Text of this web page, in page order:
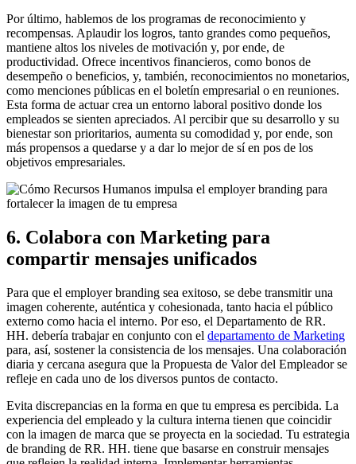
Por último, hablemos de los programas de reconocimiento y
recompensas. Aplaudir los logros, tanto grandes como pequeños,
mantiene altos los niveles de motivación y, por ende, de
productividad. Ofrece incentivos financieros, como bonos de
desempeño o beneficios, y, también, reconocimientos no monetarios,
como menciones públicas en el boletín empresarial o en reuniones.
Esta forma de actuar crea un entorno laboral positivo donde los
empleados se sienten apreciados. Al percibir que su desarrollo y su
bienestar son prioritarios, aumenta su comodidad y, por ende, son
más propensos a quedarse y a dar lo mejor de sí en pos de los
objetivos empresariales.
6. Colabora con Marketing para
compartir mensajes unificados
Para que el employer branding sea exitoso, se debe transmitir una
imagen coherente, auténtica y cohesionada, tanto hacia el público
externo como hacia el interno. Por eso, el Departamento de RR.
HH. debería trabajar en conjunto con el departamento de Marketing
para, así, sostener la consistencia de los mensajes. Una colaboración
diaria y cercana asegura que la Propuesta de Valor del Empleador se
refleje en cada uno de los diversos puntos de contacto.
Evita discrepancias en la forma en que tu empresa es percibida. La
experiencia del empleado y la cultura interna tienen que coincidir
con la imagen de marca que se proyecta en la sociedad. Tu estrategia
de branding de RR. HH. tiene que basarse en construir mensajes